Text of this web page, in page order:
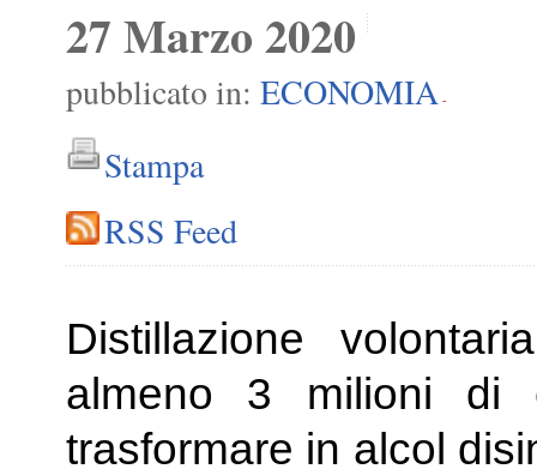
27 Marzo 2020
pubblicato in: ECONOMIA -
Stampa
RSS Feed
Distillazione
almeno 3 milioni di
trasformare in alcol